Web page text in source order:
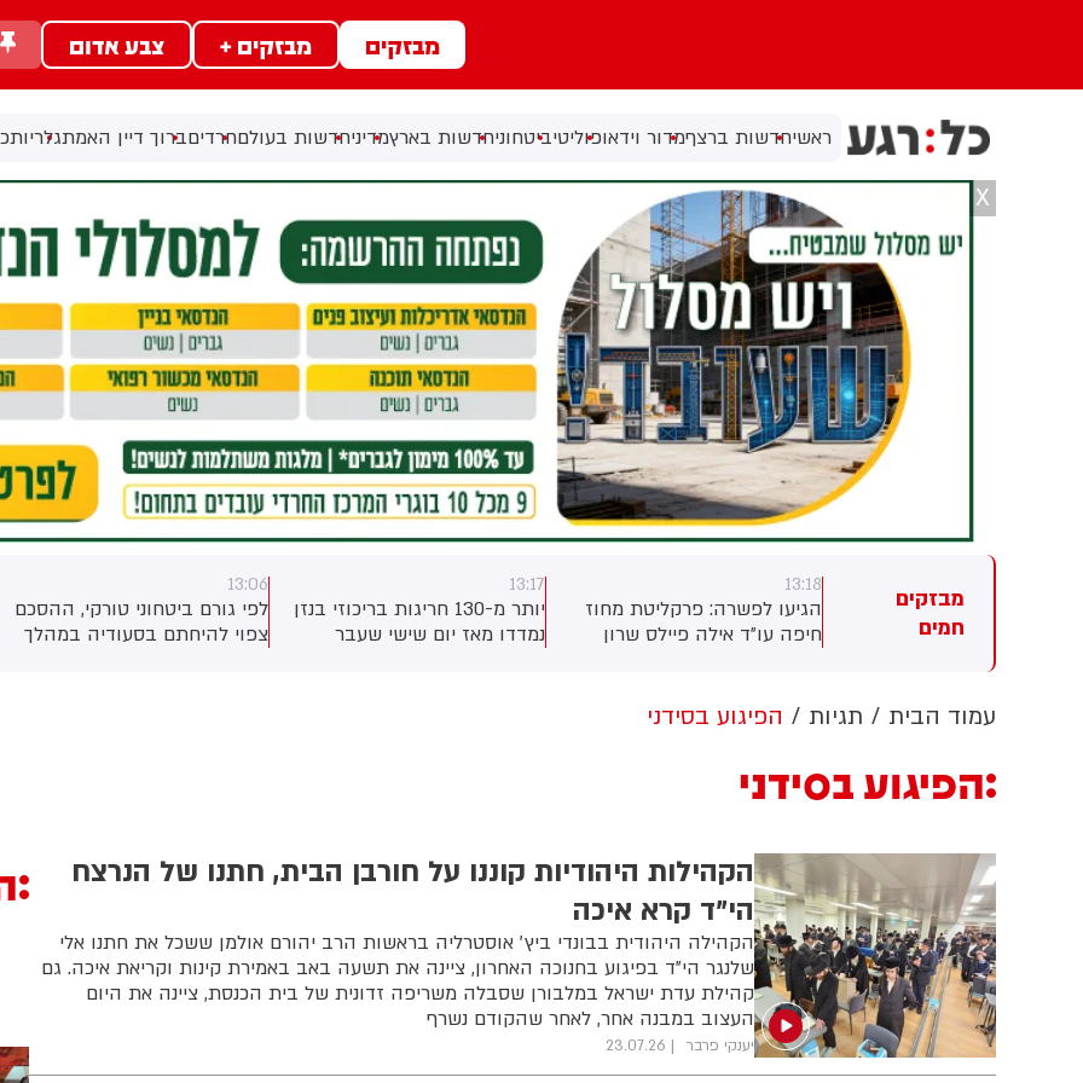
מבזקים מבזקים + צבע אדום
ראשיחדשות ברצףמדור וידאופוליטיביטחוניחדשות בארץמדיניחדשות בעולםחרדיםברוך דיין האמתגלריות
X
מבזקים
חמים
הגיעו לפשרה: פרקליטת מחוז
חיפה עו״ד אילה פיילס שרון
שסירבה לפרוש עד כה - תפרוש
ותקבל 1.1 מיליון שקלים.
יותר מ-130 חריגות בריכוזי בנזן
נמדדו מאז יום שישי שעבר
להגנת הסביבה דורש מבז"ן
לפי גורם ביטחוני טורקי, ההסכם
צפוי להיחתם בסעודיה במהלך
ילד בן 10
בנגב; מצבו בינוני
עמוד הבית תגיות הפיגוע בסידני
הפיגוע בסידני
הקהילות היהודיות קוננו על חורבן הבית, חתנו של הנרצח
הי"ד קרא איכה
הקהילה היהודית בבונדי ביץ׳ אוסטרליה בראשות הרב יהורם אולמן ששכל את חתנו אלי
שלנגר הי"ד בפיגוע בחנוכה האחרון, ציינה את תשעה באב באמירת קינות וקריאת איכה. גם
קהילת עדת ישראל במלבורן שסבלה משריפה זדונית של בית הכנסת, ציינה את היום
העצוב במבנה אחר, לאחר שהקודם נשרף
יענקי פרבר 23.07.26